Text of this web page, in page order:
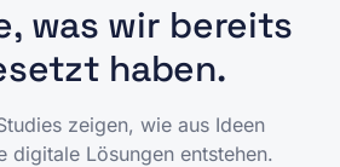
was wir bereits
haben.
zeigen, wie aus Ideen
digitale Lösungen entstehen.